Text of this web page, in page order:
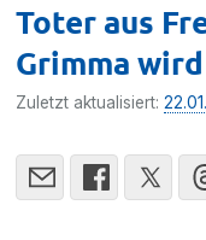
Toter aus
Grimma
Zuletzt aktualisiert: